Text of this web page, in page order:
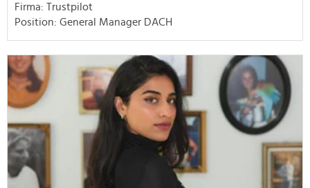
Firma: Trustpilot
Position: General Manager DACH